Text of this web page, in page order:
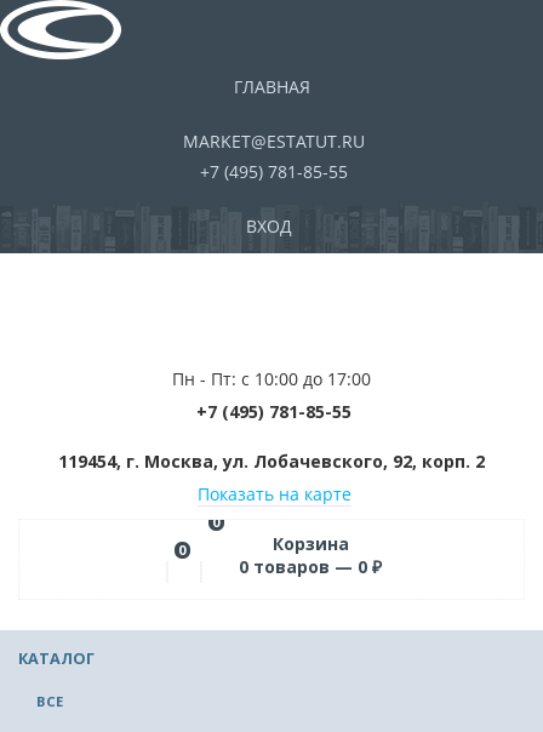
ГЛАВНАЯ
MARKET@ESTATUT.RU
+7 (495) 781-85-55
ВХОД
Пн - Пт: с 10:00 до 17:00
+7 (495) 781-85-55
119454, г. Москва, ул. Лобачевского, 92, корп. 2
Показать на карте
0
0
Корзина
0 товаров — 0 ₽
КАТАЛОГ
ВСЕ